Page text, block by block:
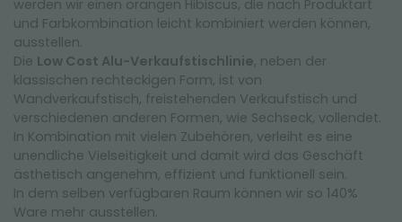
werden wir einen orangen Hibiscus, die nach Produktart
und Farbkombination leicht kombiniert werden können,
ausstellen.
Die Low Cost Alu-Verkaufstischlinie, neben der
klassischen rechteckigen Form, ist von
Wandverkaufstisch, freistehenden Verkaufstisch und
verschiedenen anderen Formen, wie Sechseck, vollendet.
In Kombination mit vielen Zubehören, verleiht es eine
unendliche Vielseitigkeit und damit wird das Geschäft
ästhetisch angenehm, effizient und funktionell sein.
In dem selben verfügbaren Raum können wir so 140%
Ware mehr ausstellen.